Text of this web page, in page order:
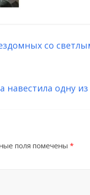
со
навестила одну
поля помечены *